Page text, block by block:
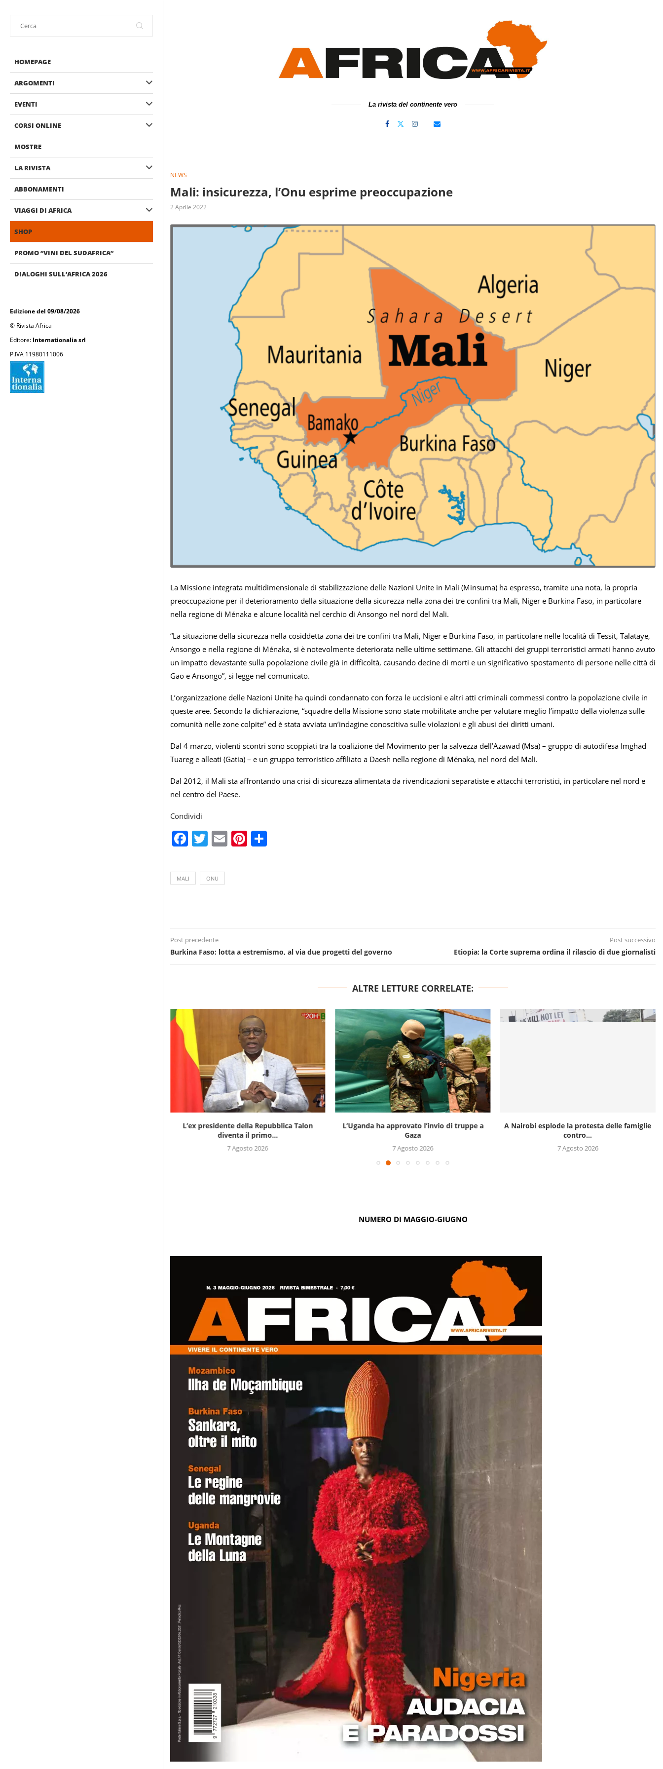
HOMEPAGE
ARGOMENTI
EVENTI
CORSI ONLINE
MOSTRE
LA RIVISTA
ABBONAMENTI
VIAGGI DI AFRICA
SHOP
PROMO “VINI DEL SUDAFRICA”
DIALOGHI SULL’AFRICA 2026
Edizione del 09/08/2026
© Rivista Africa
Editore: Internationalia srl
P.IVA 11980111006
La rivista del continente vero
NEWS
Mali: insicurezza, l’Onu esprime preoccupazione
2 Aprile 2022
La Missione integrata multidimensionale di stabilizzazione delle Nazioni Unite in Mali (Minsuma) ha espresso, tramite una nota, la propria
preoccupazione per il deterioramento della situazione della sicurezza nella zona dei tre confini tra Mali, Niger e Burkina Faso, in particolare
nella regione di Ménaka e alcune località nel cerchio di Ansongo nel nord del Mali.
“La situazione della sicurezza nella cosiddetta zona dei tre confini tra Mali, Niger e Burkina Faso, in particolare nelle località di Tessit, Talataye,
Ansongo e nella regione di Ménaka, si è notevolmente deteriorata nelle ultime settimane. Gli attacchi dei gruppi terroristici armati hanno avuto
un impatto devastante sulla popolazione civile già in difficoltà, causando decine di morti e un significativo spostamento di persone nelle città di
Gao e Ansongo”, si legge nel comunicato.
L’organizzazione delle Nazioni Unite ha quindi condannato con forza le uccisioni e altri atti criminali commessi contro la popolazione civile in
queste aree. Secondo la dichiarazione, “squadre della Missione sono state mobilitate anche per valutare meglio l’impatto della violenza sulle
comunità nelle zone colpite” ed è stata avviata un’indagine conoscitiva sulle violazioni e gli abusi dei diritti umani.
Dal 4 marzo, violenti scontri sono scoppiati tra la coalizione del Movimento per la salvezza dell’Azawad (Msa) – gruppo di autodifesa Imghad
Tuareg e alleati (Gatia) – e un gruppo terroristico affiliato a Daesh nella regione di Ménaka, nel nord del Mali.
Dal 2012, il Mali sta affrontando una crisi di sicurezza alimentata da rivendicazioni separatiste e attacchi terroristici, in particolare nel nord e
nel centro del Paese.
Condividi
Facebook
Twitter
EmailPinterest
MALI ONU
Post precedente
Burkina Faso: lotta a estremismo, al via due progetti del governo
Post successivo
Etiopia: la Corte suprema ordina il rilascio di due giornalisti
ALTRE LETTURE CORRELATE:
L’ex presidente della Repubblica Talon
diventa il primo...
7 Agosto 2026
L’Uganda ha approvato l’invio di truppe a
Gaza
7 Agosto 2026
A Nairobi esplode la protesta delle famiglie
contro...
7 Agosto 2026
NUMERO DI MAGGIO-GIUGNO